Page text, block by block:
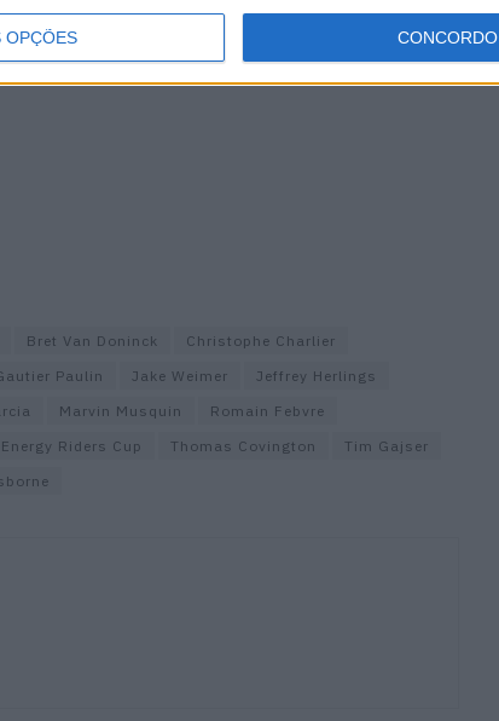
OPÇÕES CONCORDO
Bret Van Doninck
Christophe Charlier
Paulin Jake Weimer
Jeffrey Herlings
Marvin Musquin
Romain Febvre
Riders Cup Thomas Covington
Tim Gajser